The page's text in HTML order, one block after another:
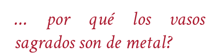
… por qué los vasos
sagrados son de metal?